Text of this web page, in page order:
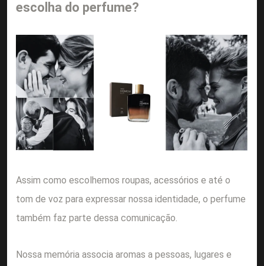
escolha do perfume?
Assim como escolhemos roupas, acessórios e até o
tom de voz para expressar nossa identidade, o perfume
também faz parte dessa comunicação.
Nossa memória associa aromas a pessoas, lugares e